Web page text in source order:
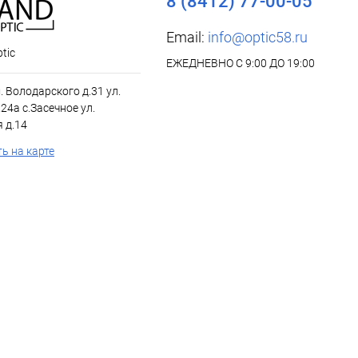
Володарского д.31 ул.
с.Засечное ул.
д.14
на карте
Email: info@optic58.ru
ЕЖЕДНЕВНО С 9:00 ДО 19:00